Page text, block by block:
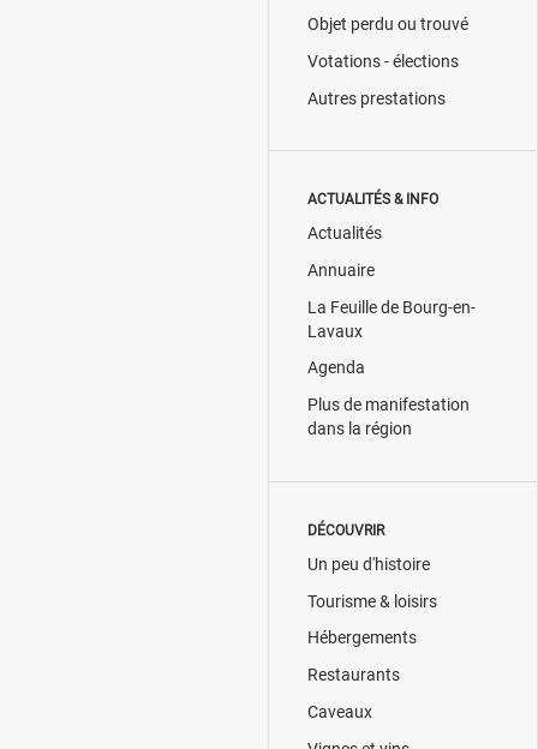
Objet perdu ou trouvé
Votations - élections
Autres prestations
ACTUALITÉS & INFO
Actualités
Annuaire
La Feuille de Bourg-en-
Lavaux
Agenda
Plus de manifestation
dans la région
DÉCOUVRIR
Un peu d'histoire
Tourisme & loisirs
Hébergements
Restaurants
Caveaux